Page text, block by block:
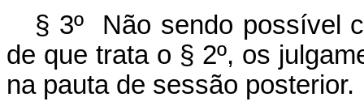
§ 3º Não sendo possível
de que trata o § 2º, os
na pauta de sessão posterior.